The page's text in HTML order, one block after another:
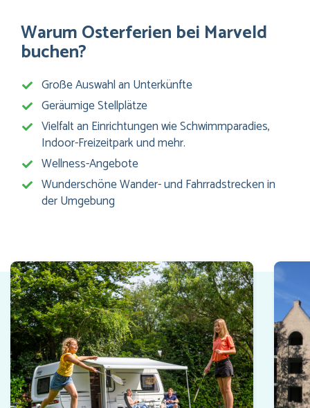
Warum Osterferien bei Marveld
buchen?
Große Auswahl an Unterkünfte
Geräumige Stellplätze
Vielfalt an Einrichtungen wie Schwimmparadies,
Indoor-Freizeitpark und mehr.
Wellness-Angebote
Wunderschöne Wander- und Fahrradstrecken in
der Umgebung